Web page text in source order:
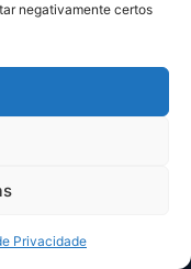
negativamente certos
Privacidade
integridade,
gestão de riscos e